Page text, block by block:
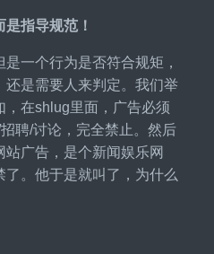
指导规范！
一个行为是否符合规矩，
还是需要人来判定。我们举
，在shlug里面，广告必须
聘/讨论，完全禁止。然后
广告，是个新闻娱乐网
。他于是就叫了，为什么